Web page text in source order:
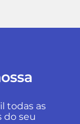
todas as
do seu